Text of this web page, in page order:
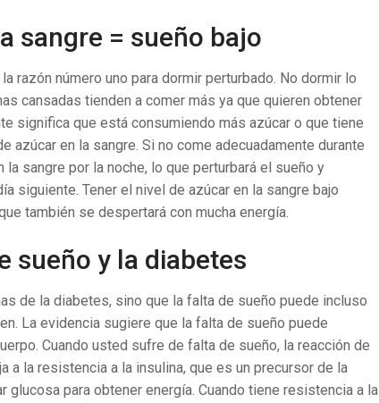
sangre = sueño bajo
razón número uno para dormir perturbado. No dormir lo
cansadas tienden a comer más ya que quieren obtener
significa que está consumiendo más azúcar o que tiene
azúcar en la sangre. Si no come adecuadamente durante
sangre por la noche, lo que perturbará el sueño y
siguiente. Tener el nivel de azúcar en la sangre bajo
también se despertará con mucha energía.
sueño y la diabetes
de la diabetes, sino que la falta de sueño puede incluso
La evidencia sugiere que la falta de sueño puede
Cuando usted sufre de falta de sueño, la reacción de
a la resistencia a la insulina, que es un precursor de la
glucosa para obtener energía. Cuando tiene resistencia a la